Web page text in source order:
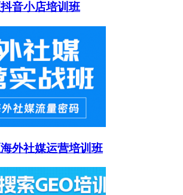
音小店培训班
外社媒运营培训班